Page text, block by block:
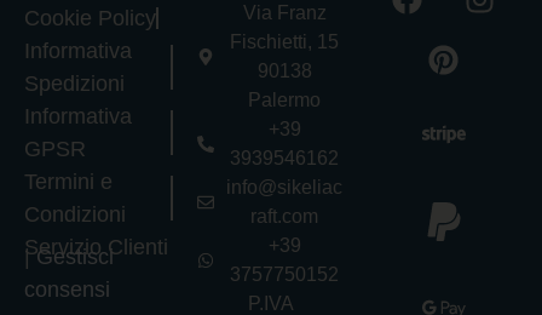
Cookie Policy
Informativa
Spedizioni
Informativa
GPSR
Termini e
Condizioni
Servizio Clienti
|Gestisci
consensi
Via Franz
Fischietti, 15
90138
Palermo
+39
3939546162
info@sikeliac
raft.com
+39
3757750152
P.IVA